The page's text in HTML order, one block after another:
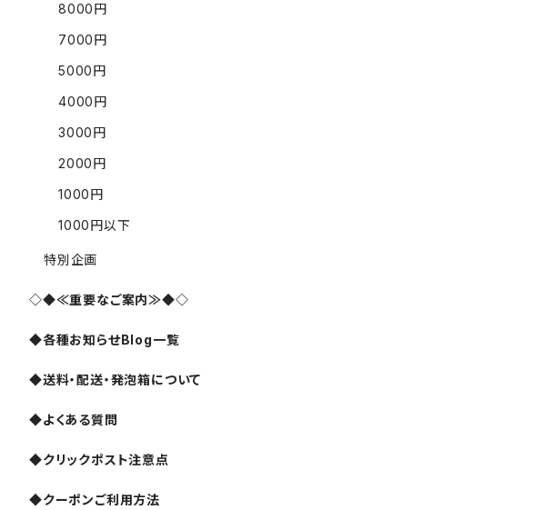
8000円
7000円
5000円
4000円
3000円
2000円
1000円
1000円以下
特別企画
◇◆≪重要なご案内≫◆◇
◆各種お知らせBlog一覧
◆送料・配送・発泡箱について
◆よくある質問
◆クリックポスト注意点
◆クーポンご利用方法